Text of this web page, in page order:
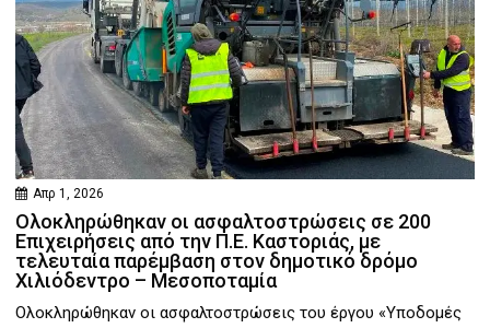
Απρ 1, 2026
Ολοκληρώθηκαν οι ασφαλτοστρώσεις σε 200
Επιχειρήσεις από την Π.Ε. Καστοριάς, με
τελευταία παρέμβαση στον δημοτικό δρόμο
Χιλιόδεντρο – Μεσοποταμία
Ολοκληρώθηκαν οι ασφαλτοστρώσεις του έργου «Υποδομές